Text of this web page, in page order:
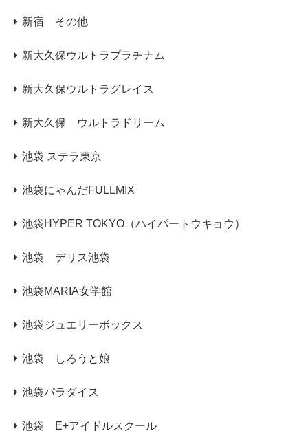
新宿 その他
新大久保ウルトラプラチナム
新大久保ウルトラグレイス
新大久保 ウルトラドリーム
池袋 ステラ東京
池袋にゃんだFULLMIX
池袋HYPER TOKYO（ハイパートウキョウ）
池袋 デリス池袋
池袋MARIA女学館
池袋ジュエリーボックス
池袋 しろうと娘
池袋パラダイス
池袋 E+アイドルスクール